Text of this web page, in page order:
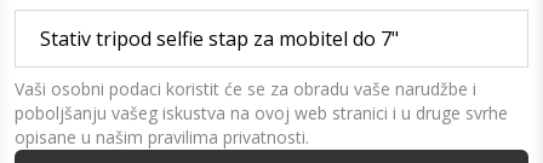
Vaši osobni podaci koristit će se za obradu vaše narudžbe i
poboljšanju vašeg iskustva na ovoj web stranici i u druge svrhe
opisane u našim pravilima privatnosti.